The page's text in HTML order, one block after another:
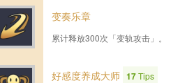
变奏乐章
累计释放300次「变轨攻击」。
好感度养成大师 17Tips